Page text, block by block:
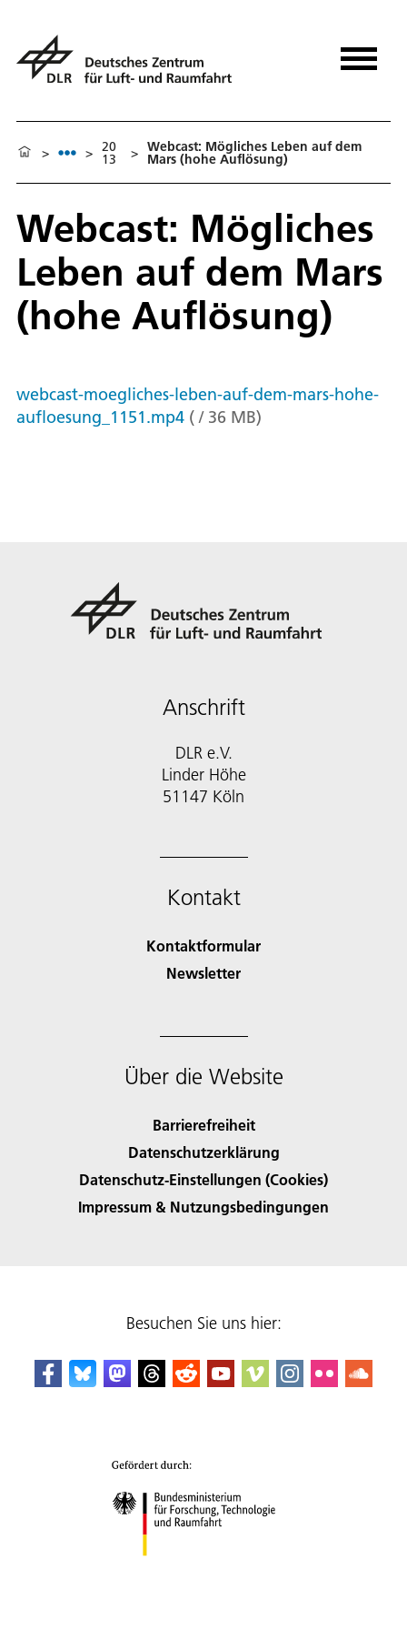
> > 20
13 > Webcast: Mögliches Leben auf dem
Mars (hohe Auflösung)
Webcast: Mögliches
Leben auf dem Mars
(hohe Auflösung)
webcast-moegliches-leben-auf-dem-mars-hohe-
aufloesung_1151.mp4 ( / 36 MB)
Anschrift
DLR e.V.
Linder Höhe
51147 Köln
Kontakt
Kontaktformular
Newsletter
Über die Website
Barrierefreiheit
Datenschutzerklärung
Datenschutz-Einstellungen (Cookies)
Impressum & Nutzungsbedingungen
Besuchen Sie uns hier: